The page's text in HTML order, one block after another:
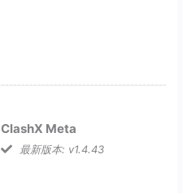
ClashX Meta
最新版本: v1.4.43